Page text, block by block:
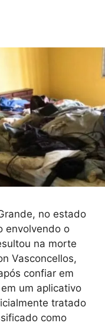
no estado
envolvendo o
na morte
Vasconcellos,
confiar em
um aplicativo
tratado
como